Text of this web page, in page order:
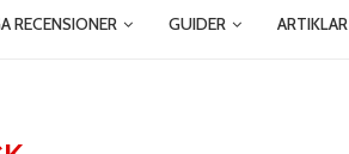
RECENSIONER GUIDER ARTIKLAR